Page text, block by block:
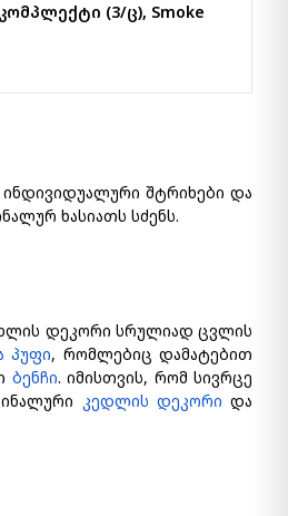
(3/ც), Smoke
შტრიხები და
ხასიათს სძენს.
დეკორი სრულიად ცვლის
პუფი, რომლებიც დამატებით
ბენჩი. იმისთვის, რომ სივრცე
კედლის დეკორი და